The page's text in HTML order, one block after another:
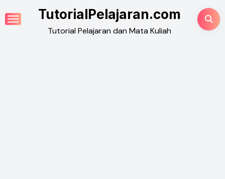
to
TutorialPelajaran.com
Tutorial Pelajaran dan Mata Kuliah